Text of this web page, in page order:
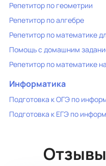
Репетитор по геометрии
Репетитор по алгебре
Репетитор по математике
Помощь с домашним
Репетитор по математике
Информатика
Подготовка к ОГЭ по
Подготовка к ЕГЭ по